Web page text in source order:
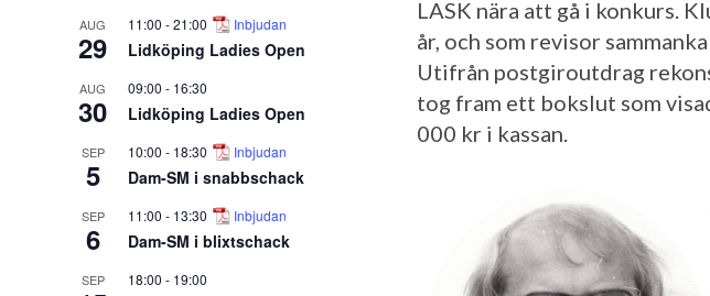
AUG
29
11:00 -21:00 Inbjudan
Lidköping Ladies Open
AUG
30
09:00 - 16:30
Lidköping Ladies Open
SEP
5
10:00 - 18:30 Inbjudan
Dam-SM i snabbschack
SEP
6
11:00 - 13:30 Inbjudan
Dam-SM i blixtschack
SEP 18:00 - 19:00
LASK nära att gå i konkurs.
år, och som revisor
Utifrån postgiroutdrag
tog fram ett bokslut som
000 kr i kassan.